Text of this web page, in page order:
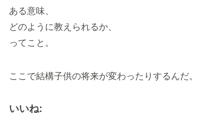
ある意味、
どのように教えられるか、
ってこと。
ここで結構子供の将来が変わったりするんだ。
いいね: